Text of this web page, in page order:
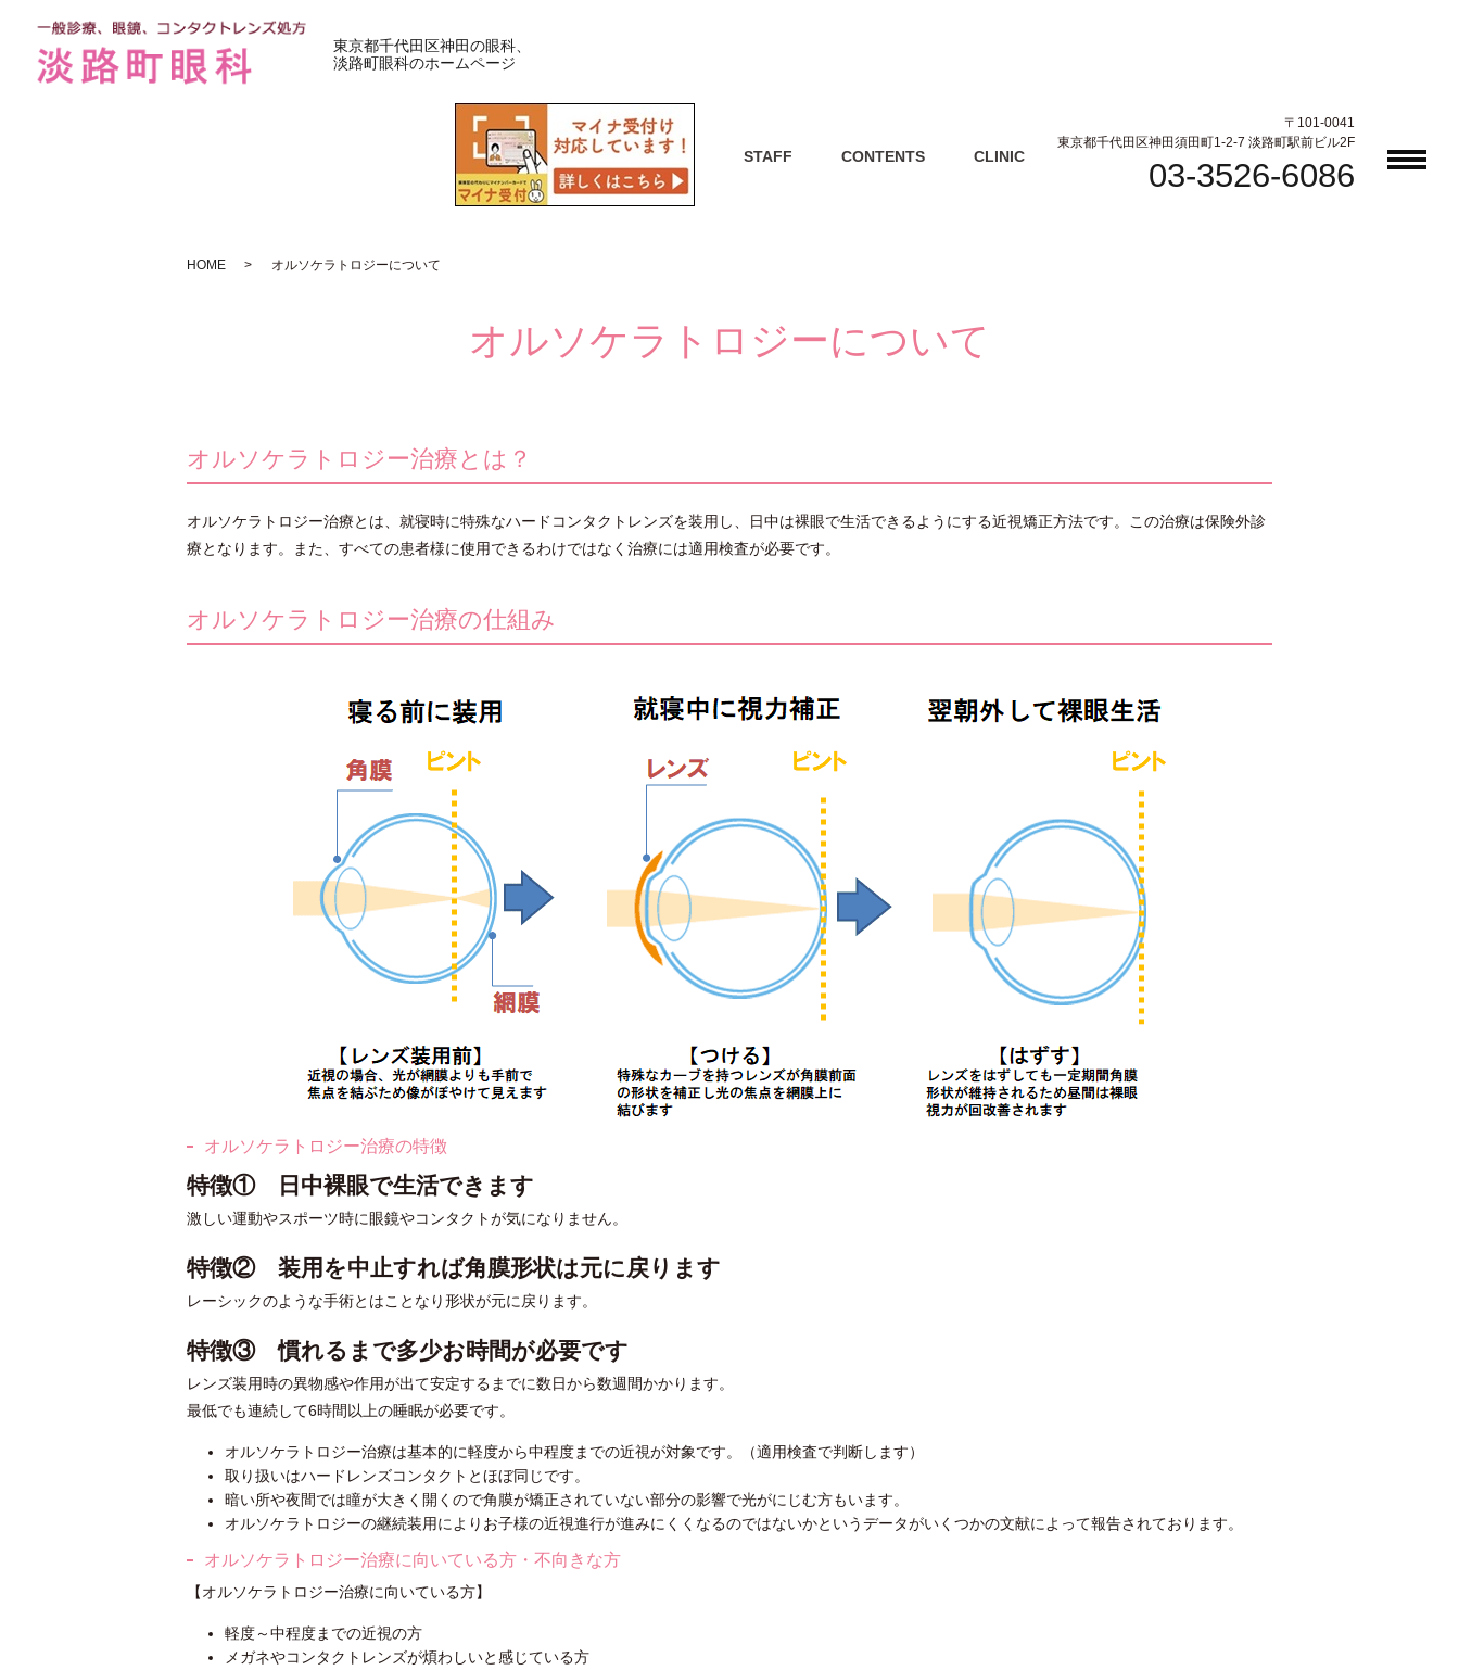
東京都千代田区神田の眼科、
淡路町眼科のホームページ
STAFF CONTENTS CLINIC
〒101-0041
東京都千代田区神田須田町1-2-7 淡路町駅前ビル2F
03-3526-6086
HOME オルソケラトロジーについて
オルソケラトロジーについて
オルソケラトロジー治療とは？
オルソケラトロジー治療とは、就寝時に特殊なハードコンタクトレンズを装用し、日中は裸眼で生活できるようにする近視矯正方法です。この治療は保険外診
療となります。また、すべての患者様に使用できるわけではなく治療には適用検査が必要です。
オルソケラトロジー治療の仕組み
オルソケラトロジー治療の特徴
特徴① 日中裸眼で生活できます
激しい運動やスポーツ時に眼鏡やコンタクトが気になりません。
特徴② 装用を中止すれば角膜形状は元に戻ります
レーシックのような手術とはことなり形状が元に戻ります。
特徴③ 慣れるまで多少お時間が必要です
レンズ装用時の異物感や作用が出て安定するまでに数日から数週間かかります。
最低でも連続して6時間以上の睡眠が必要です。
オルソケラトロジー治療は基本的に軽度から中程度までの近視が対象です。（適用検査で判断します）
取り扱いはハードレンズコンタクトとほぼ同じです。
暗い所や夜間では瞳が大きく開くので角膜が矯正されていない部分の影響で光がにじむ方もいます。
オルソケラトロジーの継続装用によりお子様の近視進行が進みにくくなるのではないかというデータがいくつかの文献によって報告されております。
オルソケラトロジー治療に向いている方・不向きな方
【オルソケラトロジー治療に向いている方】
軽度～中程度までの近視の方
メガネやコンタクトレンズが煩わしいと感じている方